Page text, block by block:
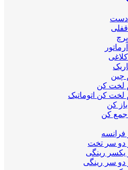
دست
قفلی
پرچ
آرماتور
کلاغی
چین
لخت کن
لخت کن اتوماتیک
کن
جمع کن
فرانسه
دو سر تخت
یکسر رینگی
دو سر رینگی